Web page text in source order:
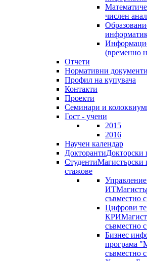
числен
(временно
Отчети
Нормативни документи
Профил на купувача
Контакти
Проекти
Семинари и
Гост - учени
2015
2016
Научен календар
ДокторантиДокторски
СтудентиМагистърски
стажове
ИТ
съвместно
Цифрови
КРИ
Бизнес
програма
съвместно